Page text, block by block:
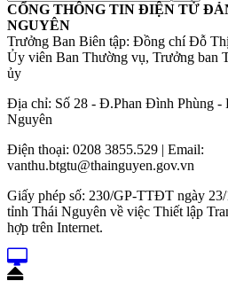
CỔNG THÔNG TIN ĐIỆN TỬ
NGUYÊN
Trưởng Ban Biên tập: Đồng chí Đỗ
Ủy viên Ban Thường vụ, Trưởng ban
ủy
Địa chỉ: Số 28 - Đ.Phan Đình Phùng -
Nguyên
Điện thoại: 0208 3855.529 | Email:
vanthu.btgtu@thainguyen.gov.vn
Giấy phép số: 230/GP-TTĐT ngày
tỉnh Thái Nguyên về việc Thiết lập
hợp trên Internet.